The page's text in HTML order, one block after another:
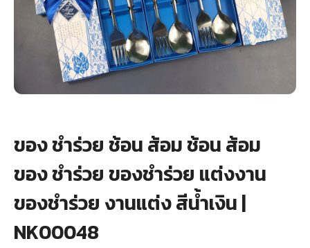
รับพิมพ์หน้าซอง
Wax Seal Sticker | สติกเกอร์ตราครั่งปิดซอง
การ์ดแต่งงานออนไลน์
เกี่ยวกับเรา
บทความ
ของ ชำร่วย ช้อน ส้อม ช้อน ส้อม
ของ ชำร่วย ของชำร่วย แต่งงาน
ของชำร่วย งานแต่ง สีน้ำเงิน |
NK00048